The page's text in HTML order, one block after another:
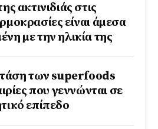
ακτινιδιάς στις
είναι άμεσα
με την ηλικία της
τάση των superfoods
που γεννώνται σε
επίπεδο